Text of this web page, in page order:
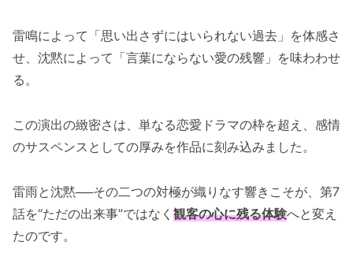
雷鳴によって「思い出さずにはいられない過去」を体感さ
せ、沈黙によって「言葉にならない愛の残響」を味わわせ
る。
この演出の緻密さは、単なる恋愛ドラマの枠を超え、感情
のサスペンスとしての厚みを作品に刻み込みました。
雷雨と沈黙──その二つの対極が織りなす響きこそが、第7
話を“ただの出来事”ではなく 観客の心に残る体験へと変え
たのです。